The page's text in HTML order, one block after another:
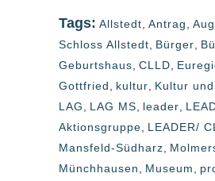
Tags: Allstedt Antrag
Schloss Allstedt
Bürger
Geburtshaus CLLD
Gottfried
kultur Kultur
LAG
LAG MS leader
Aktionsgruppe
LEADER/
Mansfeld-Südharz
Münchhausen
Museum